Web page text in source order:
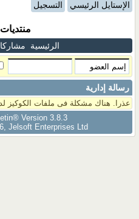
الإستايل الرئيسي التسجيل
الرئيسية
رسالة إدارية
عذرا. هناك مشكلة فى ملفات الكوكيز
Version 3.8.3
Jelsoft Enterprises Ltd.